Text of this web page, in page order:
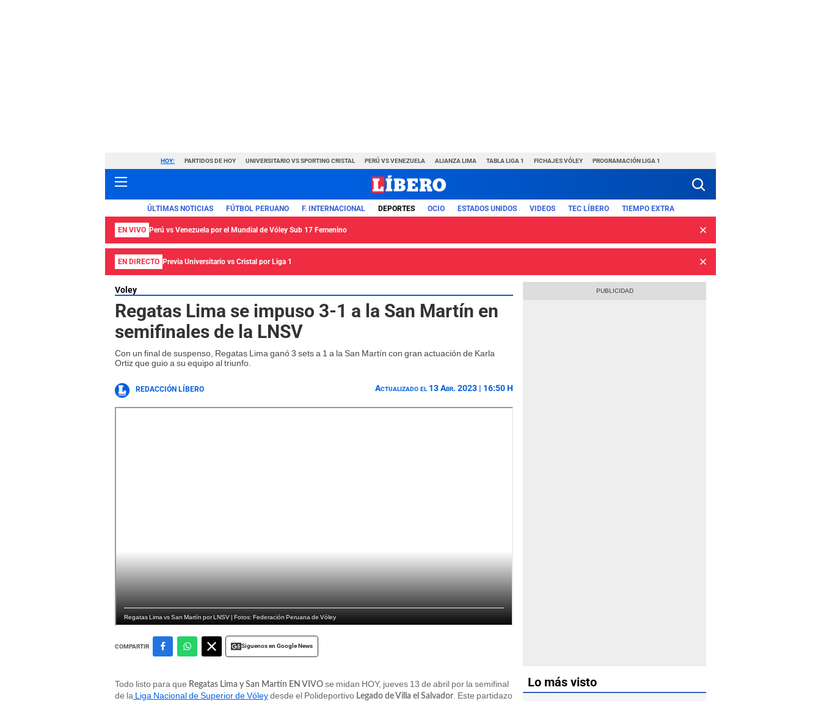
HOY: PARTIDOS DE HOY UNIVERSITARIO VS SPORTING CRISTAL PERÚ VS VENEZUELA ALIANZA LIMA TABLA LIGA 1 FICHAJES VÓLEY PROGRAMACIÓN LIGA 1
ÚLTIMAS NOTICIAS FÚTBOL PERUANO F. INTERNACIONAL DEPORTES OCIO ESTADOS UNIDOS VIDEOS TEC LÍBERO TIEMPO EXTRA
EN VIVO Perú vs Venezuela por el Mundial de Vóley Sub 17 Femenino
EN DIRECTO Previa Universitario vs Cristal por Liga 1
Voley
Regatas Lima se impuso 3-1 a la San Martín en
semifinales de la LNSV
Con un final de suspenso, Regatas Lima ganó 3 sets a 1 a la San Martín con gran actuación de Karla
Ortiz que guio a su equipo al triunfo.
REDACCIÓN LÍBERO Actualizado el 13 Abr. 2023 | 16:50 H
Regatas Lima vs San Martín por LNSV | Fotos: Federación Peruana de Vóley
COMPARTIR Siguenos en Google News
Todo listo para que Regatas Lima y San Martín EN VIVO se midan HOY, jueves 13 de abril por la semifinal
de la Liga Nacional de Superior de Vóleydesde el Polideportivo Legado de Villa el Salvador . Este partidazo
Lo más visto